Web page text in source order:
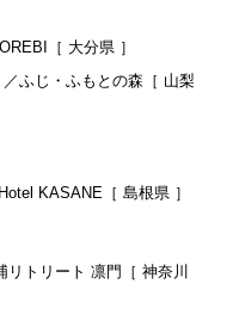
［ 大分県 ］
ふじ・ふもとの森［ 山梨
KASANE［ 島根県 ］
リトリート 凛門［ 神奈川